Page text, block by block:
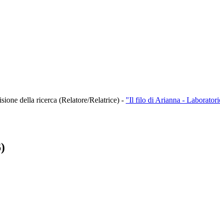
della ricerca (Relatore/Relatrice) - "Il filo di Arianna -